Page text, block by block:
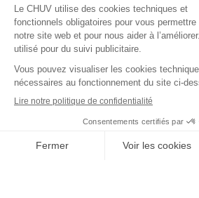
(ouvre une nouvelle fenêtre)
(ouvre une
Dernière mise à jour le 13/08/2025